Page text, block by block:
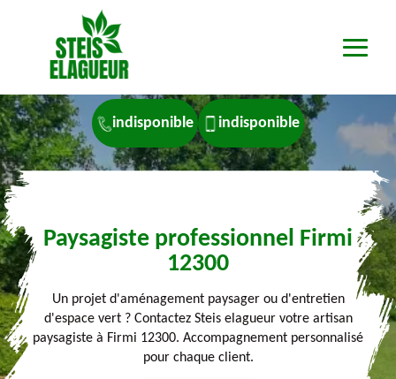
indisponible indisponible
Paysagiste professionnel Firmi
12300
Un projet d'aménagement paysager ou d'entretien
d'espace vert ? Contactez Steis elagueur votre artisan
paysagiste à Firmi 12300. Accompagnement personnalisé
pour chaque client.